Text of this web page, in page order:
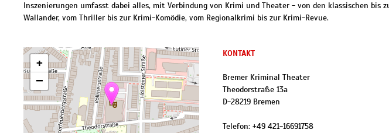
Inszenierungen umfasst dabei alles, mit Verbindung von Krimi und Theater - von den klassischen bis
Wallander, vom Thriller bis zur Krimi-Komödie, vom Regionalkrimi bis zur Krimi-Revue.
+
−
KONTAKT
Bremer Kriminal Theater
Theodorstraße 13a
D-28219 Bremen
Telefon: +49 421-16691758